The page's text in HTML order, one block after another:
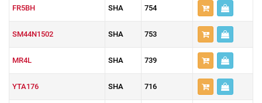
FR5BH SHA 754
SM44N1502 SHA 753
MR4L SHA 739
YTA176 SHA 716